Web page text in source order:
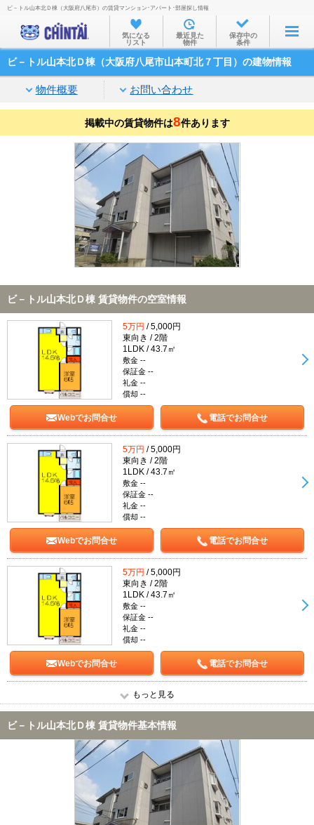
お部屋を探す
沿線・駅から
家賃相場から
通勤通学時間から
物件特集から
不動産会社から
TOP
ビ－トル山本北Ｄ棟（大阪府八尾市）の賃貸マンション･アパート･部屋探し情報
気になる
リスト
最近見た
物件
保存中の
条件
ビ－トル山本北Ｄ棟（大阪府八尾市山本町北７丁目）の建物情報
物件概要 お問い合わせ
掲載中の賃貸物件は8件あります
ビ－トル山本北Ｄ棟 賃貸物件の空室情報
5万円 / 5,000円
東向き / 2階
1LDK / 43.7㎡
敷金 --
保証金 --
礼金 --
償却 --
Webでお問合せ 電話でお問合せ
5万円 / 5,000円
東向き / 2階
1LDK / 43.7㎡
敷金 --
保証金 --
礼金 --
償却 --
Webでお問合せ 電話でお問合せ
5万円 / 5,000円
東向き / 2階
1LDK / 43.7㎡
敷金 --
保証金 --
礼金 --
償却 --
Webでお問合せ 電話でお問合せ
もっと見る
ビ－トル山本北Ｄ棟 賃貸物件基本情報